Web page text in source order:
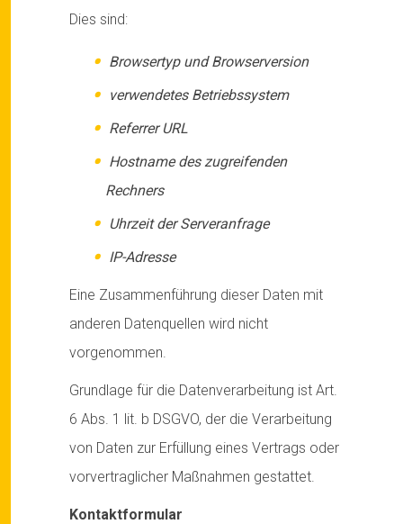
Dies sind:
Browsertyp und Browserversion
verwendetes Betriebssystem
Referrer URL
Hostname des zugreifenden
Rechners
Uhrzeit der Serveranfrage
IP-Adresse
Eine Zusammenführung dieser Daten mit
anderen Datenquellen wird nicht
vorgenommen.
Grundlage für die Datenverarbeitung ist Art.
6 Abs. 1 lit. b DSGVO, der die Verarbeitung
von Daten zur Erfüllung eines Vertrags oder
vorvertraglicher Maßnahmen gestattet.
Kontaktformular